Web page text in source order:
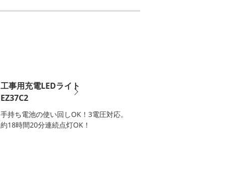
工事用充電LEDライト
EZ37C2
手持ち電池の使い回しOK！3電圧対応。
約18時間20分連続点灯OK！